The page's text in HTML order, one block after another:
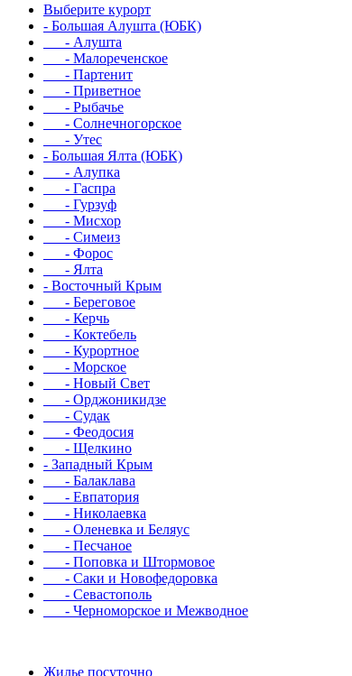
Выберите курорт
- Большая Алушта (ЮБК)
- Алушта
- Малореченское
- Партенит
- Приветное
- Рыбачье
- Солнечногорское
- Утес
- Большая Ялта (ЮБК)
- Алупка
- Гаспра
- Гурзуф
- Мисхор
- Симеиз
- Форос
- Ялта
- Восточный Крым
- Береговое
- Керчь
- Коктебель
- Курортное
- Морское
- Новый Свет
- Орджоникидзе
- Судак
- Феодосия
- Щелкино
- Западный Крым
- Балаклава
- Евпатория
- Николаевка
- Оленевка и Беляус
- Песчаное
- Поповка и Штормовое
- Саки и Новофедоровка
- Севастополь
- Черноморское и Межводное
Жилье посуточно